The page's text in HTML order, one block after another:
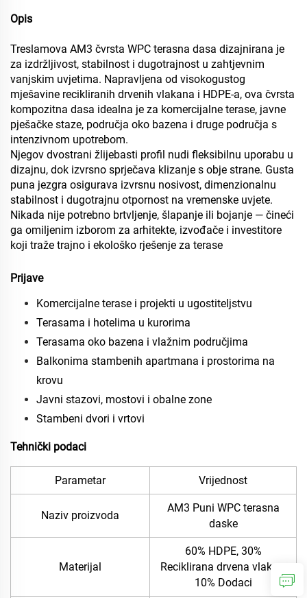
Opis
Treslamova AM3 čvrsta WPC terasna dasa dizajnirana je
za izdržljivost, stabilnost i dugotrajnost u zahtjevnim
vanjskim uvjetima. Napravljena od visokogustog
mješavine recikliranih drvenih vlakana i HDPE-a, ova čvrsta
kompozitna dasa idealna je za komercijalne terase, javne
pješačke staze, područja oko bazena i druge područja s
intenzivnom upotrebom.
Njegov dvostrani žlijebasti profil nudi fleksibilnu uporabu u
dizajnu, dok izvrsno sprječava klizanje s obje strane. Gusta
puna jezgra osigurava izvrsnu nosivost, dimenzionalnu
stabilnost i dugotrajnu otpornost na vremenske uvjete.
Nikada nije potrebno brtvljenje, šlapanje ili bojanje — čineći
ga omiljenim izborom za arhitekte, izvođače i investitore
koji traže trajno i ekološko rješenje za terase
Prijave
Komercijalne terase i projekti u ugostiteljstvu
Terasama i hotelima u kurorima
Terasama oko bazena i vlažnim područjima
Balkonima stambenih apartmana i prostorima na
krovu
Javni stazovi, mostovi i obalne zone
Stambeni dvori i vrtovi
Tehnički podaci
Parametar Vrijednost
Naziv proizvoda
AM3 Puni WPC terasna
daske
Materijal
60% HDPE, 30%
Reciklirana drvena vlakna,
10% Dodaci